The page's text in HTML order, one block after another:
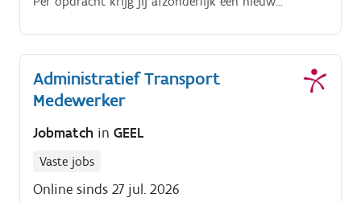
gaande van rekrutering, payroll, HR administratie tot
learning en development (en nog veel meer).
Administratief Transport
Medewerker
Jobmatch in GEEL
Vaste jobs
Online sinds 27 jul. 2026